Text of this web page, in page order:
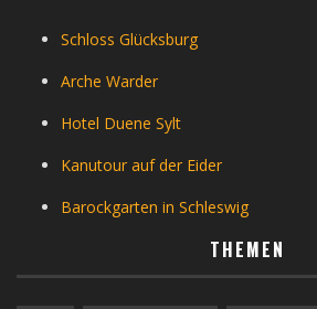
Schloss Glücksburg
Arche Warder
Hotel Duene Sylt
Kanutour auf der Eider
Barockgarten in Schleswig
THEMEN